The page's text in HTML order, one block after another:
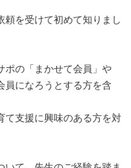
頼を受けて初めて知りまし
ポの「まかせて会員」や
員になろうとする方を含
て支援に興味のある方を対